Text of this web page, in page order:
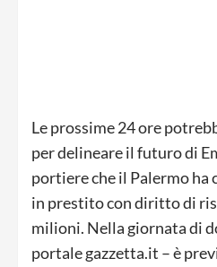
Le prossime 24 ore
per delineare il futuro di
portiere che il Palermo ha
in prestito con diritto di
milioni. Nella giornata di
portale gazzetta.it – è